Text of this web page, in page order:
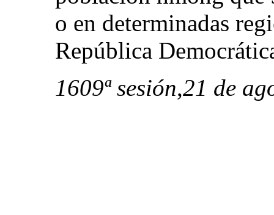
o en determinadas
República
1609ª sesión,21 de